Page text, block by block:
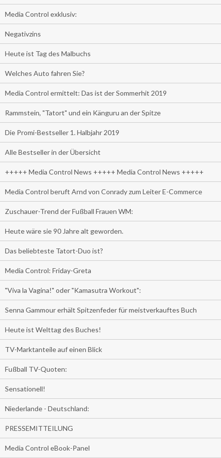
Media Control exklusiv:
Negativzins
Heute ist Tag des Malbuchs
Welches Auto fahren Sie?
Media Control ermittelt: Das ist der Sommerhit 2019
Rammstein, "Tatort" und ein Känguru an der Spitze
Die Promi-Bestseller 1. Halbjahr 2019
Alle Bestseller in der Übersicht
+++++ Media Control News +++++ Media Control News +++++
Media Control beruft Arnd von Conrady zum Leiter E-Commerce
Zuschauer-Trend der Fußball Frauen WM:
Heute wäre sie 90 Jahre alt geworden.
Das beliebteste Tatort-Duo ist?
Media Control: Friday-Greta
"Viva la Vagina!" oder "Kamasutra Workout":
Senna Gammour erhält Spitzenfeder für meistverkauftes Buch
Heute ist Welttag des Buches!
TV-Marktanteile auf einen Blick
Fußball TV-Quoten:
Sensationell!
Niederlande - Deutschland:
PRESSEMITTEILUNG
Media Control eBook-Panel